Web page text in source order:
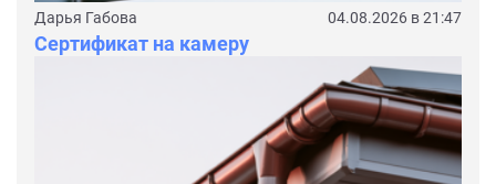
Дарья Габова 04.08.2026 в 21:47
Сертификат на камеру